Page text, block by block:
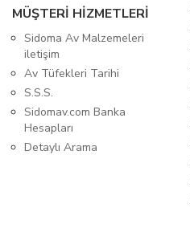
MÜŞTERİ HİZMETLERİ
Sidoma Av Malzemeleri
iletişim
Av Tüfekleri Tarihi
S.S.S.
Sidomav.com Banka
Hesapları
Detaylı Arama